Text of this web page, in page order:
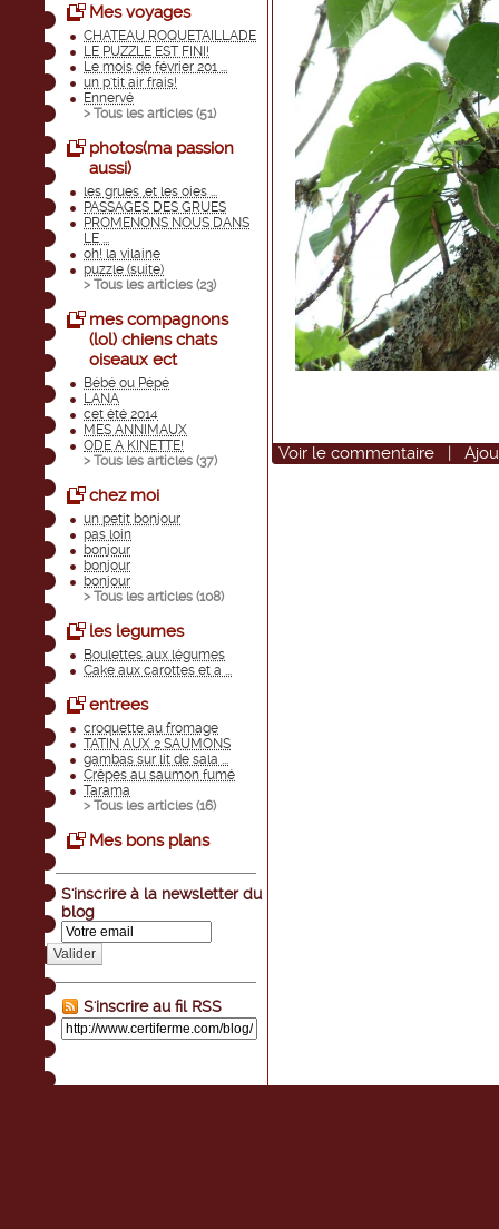
Mes voyages
CHATEAU ROQUETAILLADE
LE PUZZLE EST FINI!
Le mois de février 201 ...
un p'tit air frais!
Ennervé
> Tous les articles (51)
photos(ma passion
aussi)
les grues ,et les oies ...
PASSAGES DES GRUES
PROMENONS NOUS DANS
LE ...
oh! la vilaine
puzzle (suite)
> Tous les articles (23)
mes compagnons
(lol) chiens chats
oiseaux ect
Bébé ou Pépé
LANA
cet été 2014
MES ANNIMAUX
ODE A KINETTE!
> Tous les articles (37)
chez moi
un petit bonjour
pas loin
bonjour
bonjour
bonjour
> Tous les articles (108)
les legumes
Boulettes aux légumes
Cake aux carottes et a ...
entrees
croquette au fromage
TATIN AUX 2 SAUMONS
gambas sur lit de sala ...
Crêpes au saumon fumé
Tarama
> Tous les articles (16)
Mes bons plans
S'inscrire à la newsletter du
blog
Valider
S'inscrire au fil RSS
Voir le commentaire |